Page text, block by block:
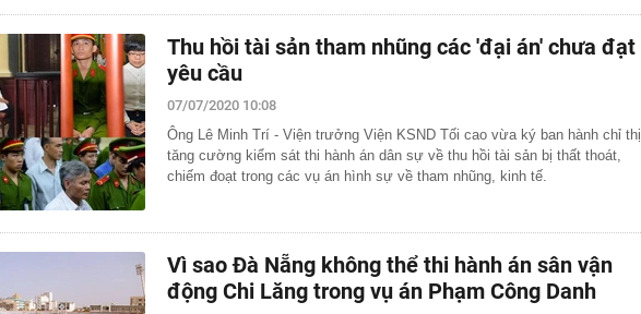
Thu hồi tài sản tham nhũng các 'đại án' chưa đạt
yêu cầu
07/07/2020 10:08
Ông Lê Minh Trí - Viện trưởng Viện KSND Tối cao vừa ký ban hành chỉ thị
tăng cường kiểm sát thi hành án dân sự về thu hồi tài sản bị thất thoát,
chiếm đoạt trong các vụ án hình sự về tham nhũng, kinh tế.
Vì sao Đà Nẵng không thể thi hành án sân vận
động Chi Lăng trong vụ án Phạm Công Danh